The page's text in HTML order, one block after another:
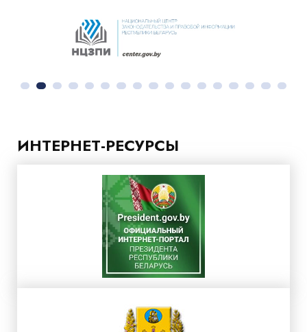
ИНТЕРНЕТ-РЕСУРСЫ